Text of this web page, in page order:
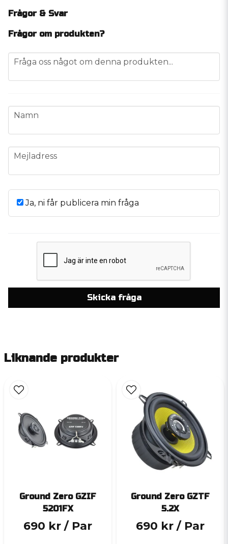
Frågor & Svar
Frågor om produkten?
question
Fråga oss något om denna produkten...
name
Namn
email
Mejladress
Ja, ni får publicera min fråga
Skicka fråga
Liknande produkter
Ground Zero GZIF
5201FX
690 kr / Par
Ground Zero GZTF
5.2X
690 kr / Par